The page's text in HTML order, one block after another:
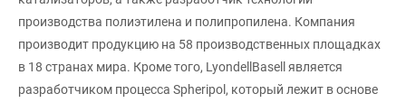
производства полиэтилена и полипропилена. Компания
производит продукцию на 58 производственных площадках
в 18 странах мира. Кроме того, LyondellBasell является
разработчиком процесса Spheripol, который лежит в основе